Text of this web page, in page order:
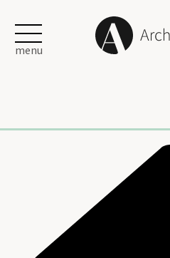
menu